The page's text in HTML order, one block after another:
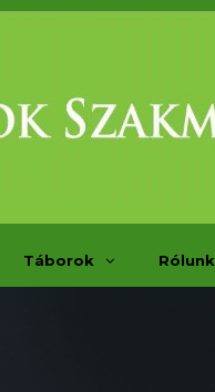
Táborok Rólunk